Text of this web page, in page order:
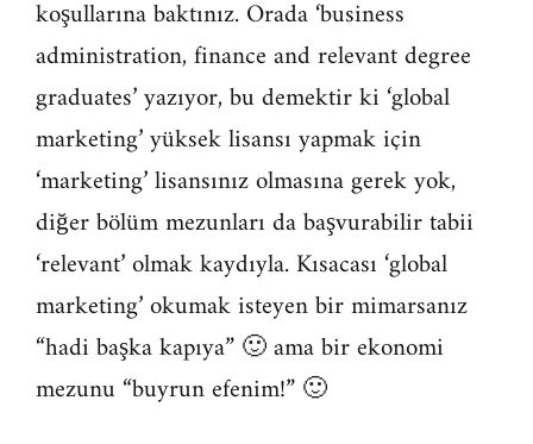
koşullarına baktınız. Orada ‘business
administration, finance and relevant degree
graduates’ yazıyor, bu demektir ki ‘global
marketing’ yüksek lisansı yapmak için
‘marketing’ lisansınız olmasına gerek yok,
diğer bölüm mezunları da başvurabilir tabii
‘relevant’ olmak kaydıyla. Kısacası ‘global
marketing’ okumak isteyen bir mimarsanız
“hadi başka kapıya” 🙂 ama bir ekonomi
mezunu “buyrun efenim!” 🙂